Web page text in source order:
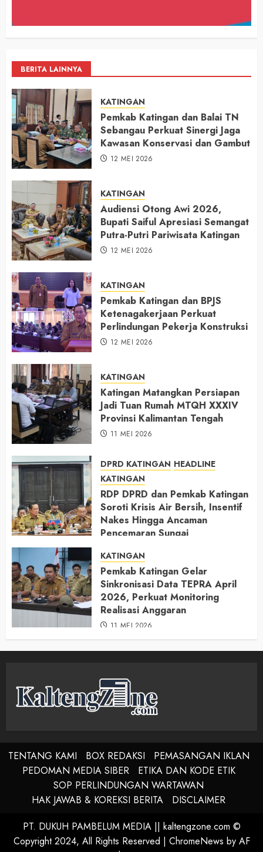
BERITA LAINNYA
KATINGAN
Pemkab Katingan dan Balai TN
Sebangau Perkuat Sinergi Jaga
Kawasan Konservasi dan Gambut
12 MEI 2026
KATINGAN
Audiensi Otong Awi 2026,
Bupati Saiful Apresiasi Semangat
Putra-Putri Pariwisata Katingan
12 MEI 2026
KATINGAN
Pemkab Katingan dan BPJS
Ketenagakerjaan Perkuat
Perlindungan Pekerja Konstruksi
12 MEI 2026
KATINGAN
Katingan Matangkan Persiapan
Jadi Tuan Rumah MTQH XXXIV
Provinsi Kalimantan Tengah
11 MEI 2026
DPRD KATINGAN HEADLINE
KATINGAN
RDP DPRD dan Pemkab Katingan
Soroti Krisis Air Bersih, Insentif
Nakes Hingga Ancaman
Pencemaran Sungai
KATINGAN
Pemkab Katingan Gelar
Sinkronisasi Data TEPRA April
2026, Perkuat Monitoring
Realisasi Anggaran
11 MEI 2026
TENTANG KAMI BOX REDAKSI
PEMASANGAN IKLAN
PEDOMAN MEDIA SIBER
ETIKA DAN KODE ETIK
SOP PERLINDUNGAN WARTAWAN
HAK JAWAB & KOREKSI BERITA
DISCLAIMER
PT. DUKUH PAMBELUM MEDIA || kaltengzone.com ©
Copyright 2024, All Rights Reserved | ChromeNews by AF